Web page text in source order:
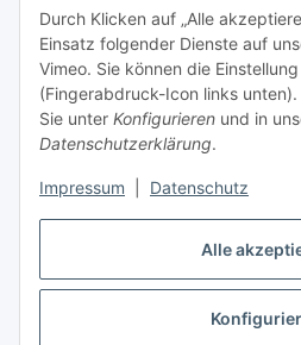
Alle
Durch Klicken auf „Alle
Einsatz folgender Dienste auf
Vimeo. Sie können die
(Fingerabdruck-Icon links
Sie unter Konfigurieren und in
Datenschutzerklärung.
Impressum Datenschutz
Gesetzliche Informationen
Starke Marken
Vertrag